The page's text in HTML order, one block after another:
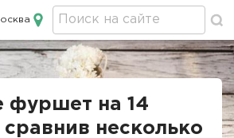
Кейтеринг в Москве
фуршет на 14
несколько